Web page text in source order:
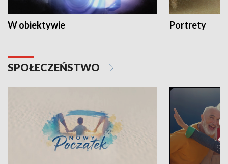
W obiektywie Portrety
SPOŁECZEŃSTWO